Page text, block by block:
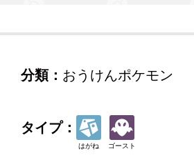
分類： おうけんポケモン
タイプ：
はがね ゴースト